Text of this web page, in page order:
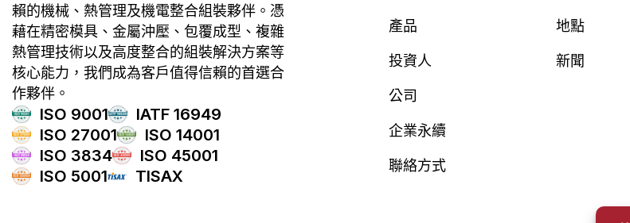
賴的機械、熱管理及機電整合組裝夥伴。憑
藉在精密模具、金屬沖壓、包覆成型、複雜
熱管理技術以及高度整合的組裝解決方案等
核心能力，我們成為客戶值得信賴的首選合
作夥伴。
ISO 9001
IATF 16949
ISO 27001
ISO 14001
ISO 3834
ISO 45001
ISO 5001
TISAX
產品
投資人
公司
企業永續
聯絡方式
地點
新聞